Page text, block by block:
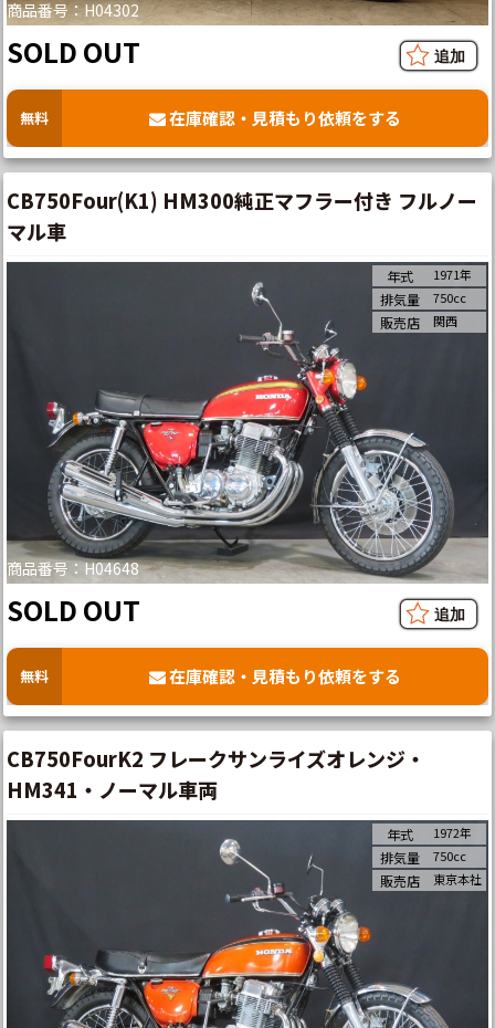
商品番号：H04302
SOLD OUT
無料 在庫確認・見積もり依頼をする
CB750Four(K1) HM300純正マフラー付き フルノー
マル車
商品番号：H04648
年式 1971年
排気量 750cc
販売店 関西
SOLD OUT
無料 在庫確認・見積もり依頼をする
CB750FourK2 フレークサンライズオレンジ・
HM341・ノーマル車両
年式 1972年
排気量 750cc
販売店 東京本社